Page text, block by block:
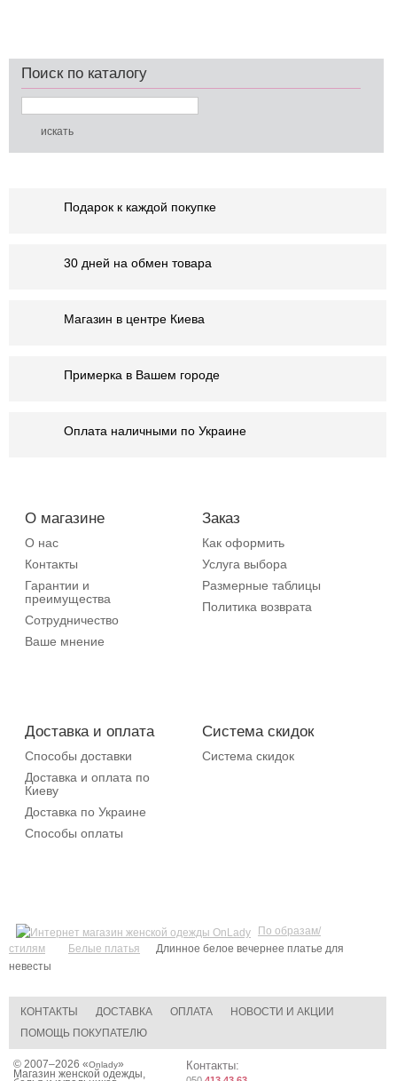
Поиск по каталогу
Подарок к каждой покупке
30 дней на обмен товара
Магазин в центре Киева
Примерка в Вашем городе
Оплата наличными по Украине
О магазине
О нас
Контакты
Гарантии и
преимущества
Сотрудничество
Ваше мнение
Заказ
Как оформить
Услуга выбора
Размерные таблицы
Политика возврата
Доставка и оплата
Способы доставки
Доставка и оплата по
Киеву
Доставка по Украине
Способы оплаты
Система скидок
Система скидок
По образам/
стилям
Белые платья
Длинное белое вечернее платье для
невесты
КОНТАКТЫ ДОСТАВКА ОПЛАТА
НОВОСТИ И АКЦИИ
ПОМОЩЬ ПОКУПАТЕЛЮ
© 2007–2026 «Onlady»
Магазин женской одежды,
Контакты: